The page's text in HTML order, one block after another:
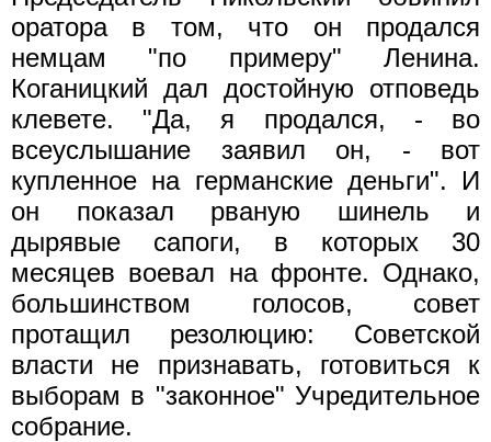
оратора в том, что он продался
немцам "по примеру" Ленина.
Коганицкий дал достойную отповедь
клевете. "Да, я продался, - во
всеуслышание заявил он, - вот
купленное на германские деньги". И
он показал рваную шинель и
дырявые сапоги, в которых 30
месяцев воевал на фронте. Однако,
большинством голосов, совет
протащил резолюцию: Советской
власти не признавать, готовиться к
выборам в "законное" Учредительное
собрание.